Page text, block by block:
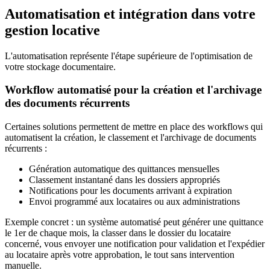
Automatisation et intégration dans votre
gestion locative
L'automatisation représente l'étape supérieure de l'optimisation de
votre stockage documentaire.
Workflow automatisé pour la création et l'archivage
des documents récurrents
Certaines solutions permettent de mettre en place des workflows qui
automatisent la création, le classement et l'archivage de documents
récurrents :
Génération automatique des quittances mensuelles
Classement instantané dans les dossiers appropriés
Notifications pour les documents arrivant à expiration
Envoi programmé aux locataires ou aux administrations
Exemple concret : un système automatisé peut générer une quittance
le 1er de chaque mois, la classer dans le dossier du locataire
concerné, vous envoyer une notification pour validation et l'expédier
au locataire après votre approbation, le tout sans intervention
manuelle.